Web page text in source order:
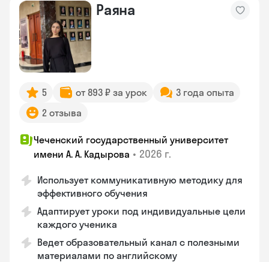
Раяна
5 от 893 ₽ за урок
3 года опыта
2 отзыва
Чеченский государственный университет
имени А. А. Кадырова • 2026 г.
Использует коммуникативную методику для
эффективного обучения
Адаптирует уроки под индивидуальные цели
каждого ученика
Ведет образовательный канал с полезными
материалами по английскому